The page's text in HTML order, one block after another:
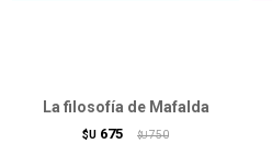
La filosofía de Mafalda
$U 675 $U 750